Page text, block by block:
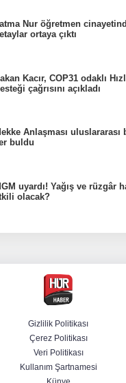
Nur öğretmen
ortaya çıktı
Kacır, COP31 odaklı
çağrısını açıkladı
Anlaşması uluslararası
buldu
uyardı! Yağış ve rüzgâr
olacak?
affında yeni dönem!
yolu açıldı
İran'ın Hürmüz
hedef aldığını duyurdu
Gizlilik Politikası
Çerez Politikası
Veri Politikası
Kullanım Şartnamesi